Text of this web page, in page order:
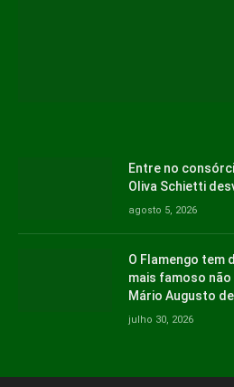
Entre no
Oliva Schietti
agosto 5, 2026
O Flamengo tem
mais famoso
Mário Augusto
julho 30, 2026